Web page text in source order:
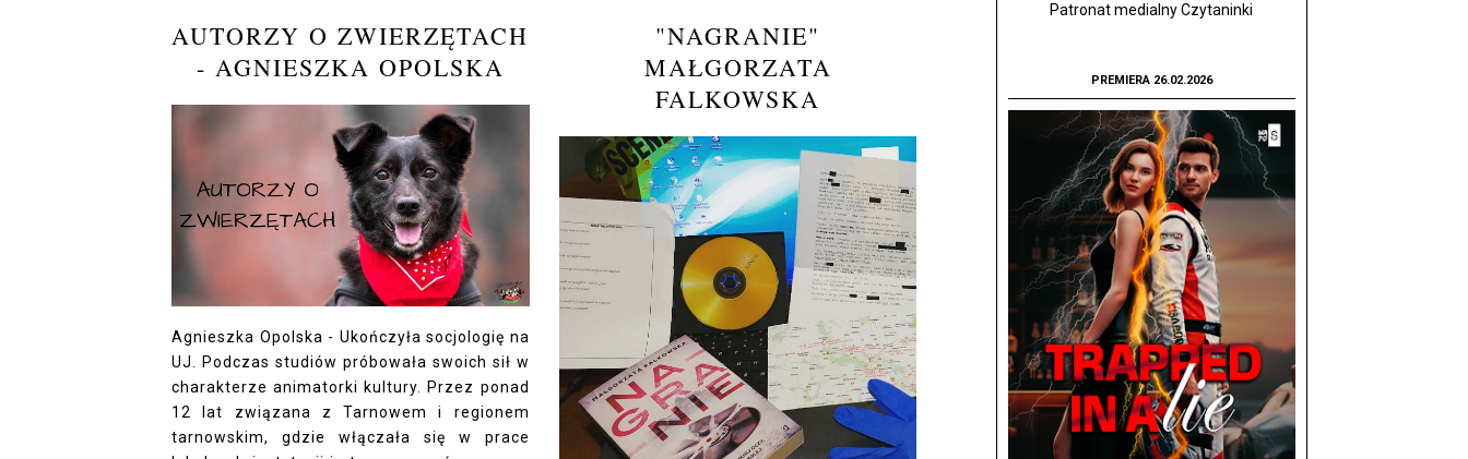
AUTORZY O ZWIERZĘTACH
- AGNIESZKA OPOLSKA
Agnieszka Opolska - Ukończyła socjologię na
UJ. Podczas studiów próbowała swoich sił w
charakterze animatorki kultury. Przez ponad
12 lat związana z Tarnowem i regionem
tarnowskim, gdzie włączała się w prace
"NAGRANIE"
MAŁGORZATA
FALKOWSKA
Patronat medialny Czytaninki
PREMIERA 26.02.2026